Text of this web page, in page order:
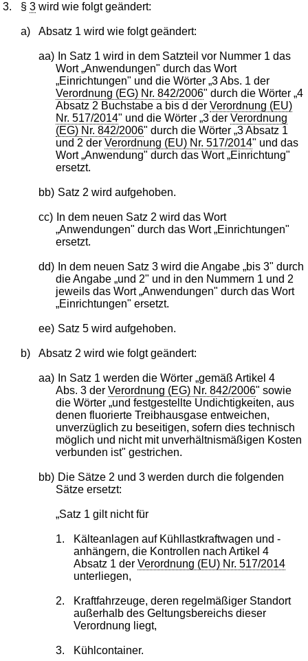
3. §3 wird wie folgt geändert:
a) Absatz 1 wird wie folgt geändert:
aa)
In Satz 1 wird in dem Satzteil vor Nummer 1 das
Wort „Anwendungen" durch das Wort
„Einrichtungen" und die Wörter „3 Abs. 1 der
Verordnung (EG) Nr. 842/2006" durch die Wörter „4
Absatz 2 Buchstabe a bis d derVerordnung (EU)
Nr. 517/2014" und die Wörter „3 derVerordnung
(EG) Nr. 842/2006" durch die Wörter „3 Absatz 1
und 2 derVerordnung (EU) Nr. 517/2014" und das
Wort „Anwendung" durch das Wort „Einrichtung"
ersetzt.
bb) Satz 2 wird aufgehoben.
cc)
In dem neuen Satz 2 wird das Wort
„Anwendungen" durch das Wort „Einrichtungen"
ersetzt.
dd)
In dem neuen Satz 3 wird die Angabe „bis 3" durch
die Angabe „und 2" und in den Nummern 1 und 2
jeweils das Wort „Anwendungen" durch das Wort
„Einrichtungen" ersetzt.
ee) Satz 5 wird aufgehoben.
b) Absatz 2 wird wie folgt geändert:
aa)
In Satz 1 werden die Wörter „gemäß Artikel 4
Abs. 3 derVerordnung (EG) Nr. 842/2006" sowie
die Wörter „und festgestellte Undichtigkeiten, aus
denen fluorierte Treibhausgase entweichen,
unverzüglich zu beseitigen, sofern dies technisch
möglich und nicht mit unverhältnismäßigen Kosten
verbunden ist" gestrichen.
bb) Die Sätze 2 und 3 werden durch die folgenden
Sätze ersetzt:
„Satz 1 gilt nicht für
1.
Kälteanlagen auf Kühllastkraftwagen und -
anhängern, die Kontrollen nach Artikel 4
Absatz 1 der Verordnung (EU) Nr. 517/2014
unterliegen,
2.
Kraftfahrzeuge, deren regelmäßiger Standort
außerhalb des Geltungsbereichs dieser
Verordnung liegt,
3. Kühlcontainer.